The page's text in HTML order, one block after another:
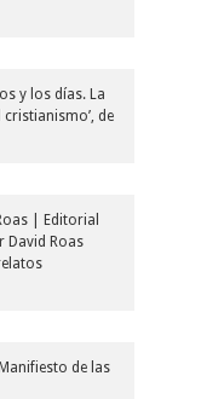
y los días. La
de
| Editorial
David Roas
de las